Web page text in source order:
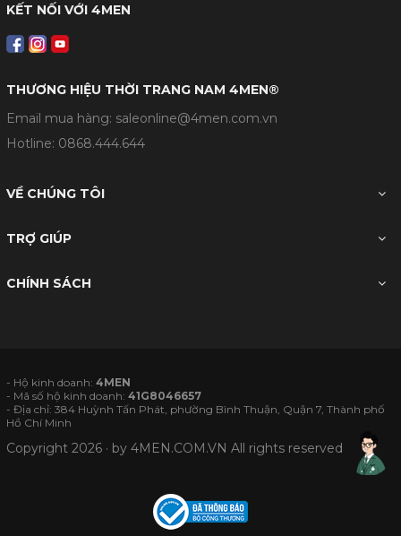
KẾT NỐI VỚI 4MEN
THƯƠNG HIỆU THỜI TRANG NAM 4MEN®
Email mua hàng: saleonline@4men.com.vn
Hotline: 0868.444.644
VỀ CHÚNG TÔI
TRỢ GIÚP
CHÍNH SÁCH
- Hộ kinh doanh:4MEN
- Mã số hộ kinh doanh:41G8046657
- Địa chỉ: 384 Huỳnh Tấn Phát, phường Bình Thuận, Quận 7, Thành phố
Hồ Chí Minh
Copyright 2026 · by4MEN.COM.VN All rights reserved